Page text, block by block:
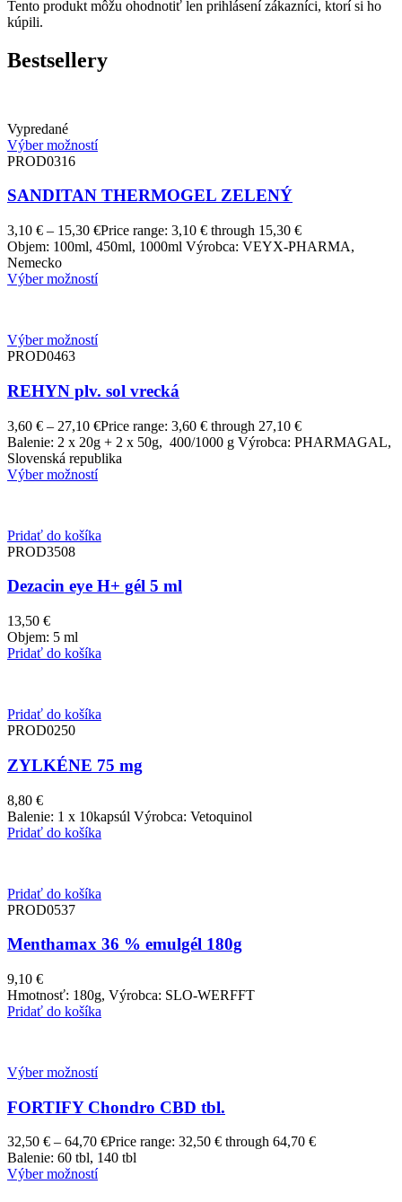
Tento produkt môžu ohodnotiť len prihlásení zákazníci, ktorí si ho
kúpili.
Bestsellery
Vypredané
Výber možností
PROD0316
SANDITAN THERMOGEL ZELENÝ
3,10 € – 15,30 €Price range: 3,10 € through 15,30 €
Objem: 100ml, 450ml, 1000ml Výrobca: VEYX-PHARMA,
Nemecko
Výber možností
Výber možností
PROD0463
REHYN plv. sol vrecká
3,60 € – 27,10 €Price range: 3,60 € through 27,10 €
Balenie: 2 x 20g + 2 x 50g, 400/1000 g Výrobca: PHARMAGAL,
Slovenská republika
Výber možností
Pridať do košíka
PROD3508
Dezacin eye H+ gél 5 ml
13,50 €
Objem: 5 ml
Pridať do košíka
Pridať do košíka
PROD0250
ZYLKÉNE 75 mg
8,80 €
Balenie: 1 x 10kapsúl Výrobca: Vetoquinol
Pridať do košíka
Pridať do košíka
PROD0537
Menthamax 36 % emulgél 180g
9,10 €
Hmotnosť: 180g, Výrobca: SLO-WERFFT
Pridať do košíka
Výber možností
FORTIFY Chondro CBD tbl.
32,50 € – 64,70 €Price range: 32,50 € through 64,70 €
Balenie: 60 tbl, 140 tbl
Výber možností